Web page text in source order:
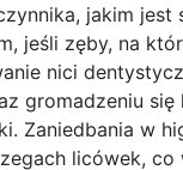
jakim
jeśli zęby, na
nici
gromadzeniu
Zaniedbania w
licówek,